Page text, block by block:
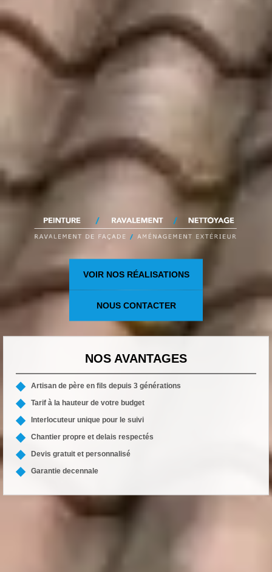
VOIR NOS RÉALISATIONS
NOUS CONTACTER
NOS AVANTAGES
Artisan de père en fils depuis 3 générations
Tarif à la hauteur de votre budget
Interlocuteur unique pour le suivi
Chantier propre et delais respectés
Devis gratuit et personnalisé
Garantie decennale